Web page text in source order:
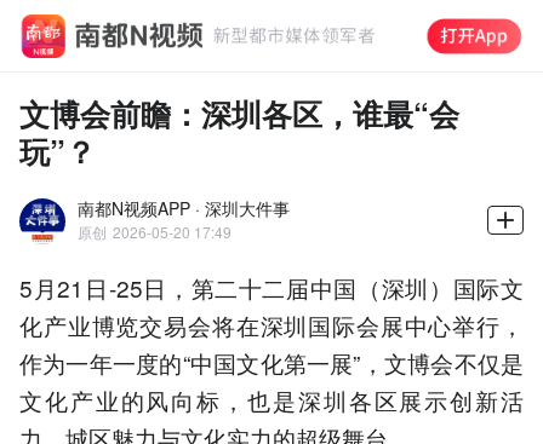
文博会前瞻：深圳各区，谁最“会
玩”？
南都N视频APP · 深圳大件事
原创 2026-05-20 17:49
5月21日-25日，第二十二届中国（深圳）国际文
化产业博览交易会将在深圳国际会展中心举行，
作为一年一度的“中国文化第一展”，文博会不仅是
文化产业的风向标，也是深圳各区展示创新活
力、城区魅力与文化实力的超级舞台。